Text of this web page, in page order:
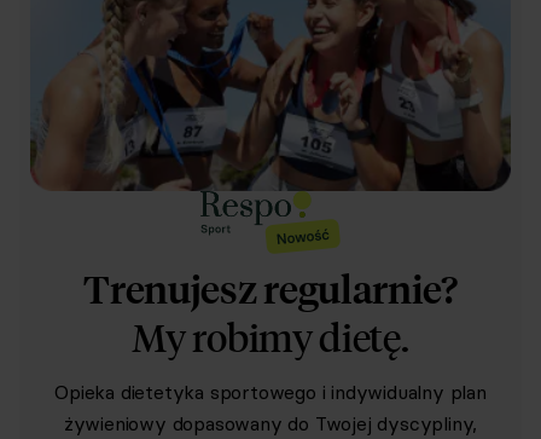
Trenujesz regularnie?
My robimy dietę.
Opieka dietetyka sportowego i indywidualny plan
żywieniowy dopasowany do Twojej dyscypliny,